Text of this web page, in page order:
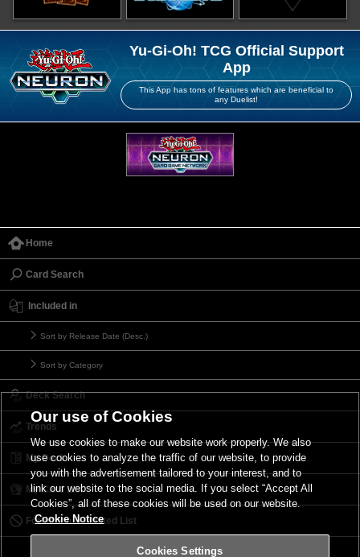
Yu-Gi-Oh! TCG Official Support
App
This App has tons of features which are beneficial to
any Duelist!
Home
Card Search
Included in
Sort by Release Date (Desc.)
Sort by Category
Deck Search
Trends
My Deck
My Card List
Forbidden & Limited List
Our use of Cookies
We use cookies to make our website work properly. We also
use cookies to analyze the traffic of our website, to provide
you with the advertisement tailored to your interest, and to
link our website to the social media. If you select “Accept All
Cookies”, all of these cookies will be used on our website.
Cookie Notice
Cookies Settings